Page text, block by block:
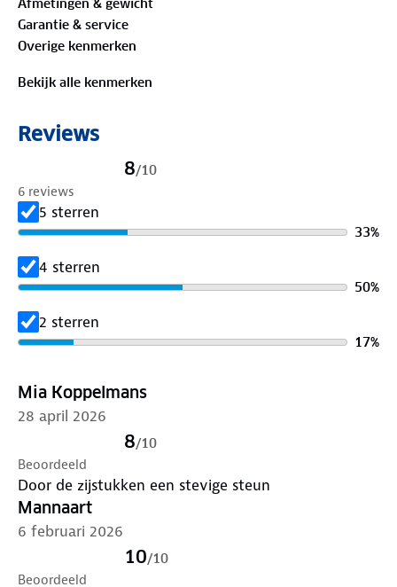
Afmetingen & gewicht
Garantie & service
Overige kenmerken
Bekijk alle kenmerken
Reviews
8/10
6 reviews
5 sterren
33%
4 sterren
50%
2 sterren
17%
Mia Koppelmans
28 april 2026
8/10
Beoordeeld
Door de zijstukken een stevige steun
Mannaart
6 februari 2026
10/10
Beoordeeld